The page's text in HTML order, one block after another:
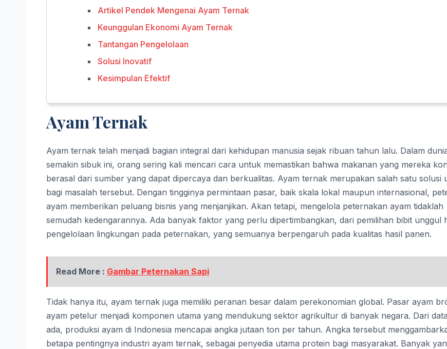
Artikel Pendek Mengenai Ayam Ternak
Keunggulan Ekonomi Ayam Ternak
Tantangan Pengelolaan
Solusi Inovatif
Kesimpulan Efektif
Ayam Ternak
Ayam ternak telah menjadi bagian integral dari kehidupan manusia sejak ribuan tahun lalu. Dalam
semakin sibuk ini, orang sering kali mencari cara untuk memastikan bahwa makanan yang mereka
berasal dari sumber yang dapat dipercaya dan berkualitas. Ayam ternak merupakan salah satu solusi
bagi masalah tersebut. Dengan tingginya permintaan pasar, baik skala lokal maupun internasional,
ayam memberikan peluang bisnis yang menjanjikan. Akan tetapi, mengelola peternakan ayam tidaklah
semudah kedengarannya. Ada banyak faktor yang perlu dipertimbangkan, dari pemilihan bibit unggul
pengelolaan lingkungan pada peternakan, yang semuanya berpengaruh pada kualitas hasil panen.
Read More : Gambar Peternakan Sapi
Tidak hanya itu, ayam ternak juga memiliki peranan besar dalam perekonomian global. Pasar ayam
ayam petelur menjadi komponen utama yang mendukung sektor agrikultur di banyak negara. Dari
ada, produksi ayam di Indonesia mencapai angka jutaan ton per tahun. Angka tersebut
betapa pentingnya industri ayam ternak, sebagai penyedia utama protein bagi masyarakat. Banyak